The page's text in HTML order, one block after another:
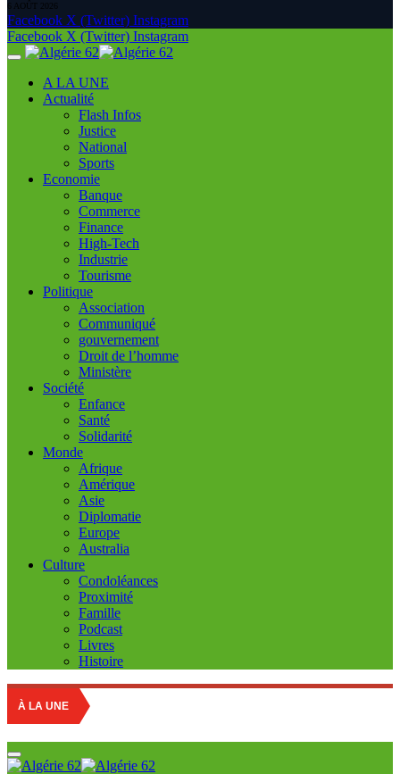
6 AOÛT 2026
Facebook X (Twitter) Instagram
Facebook X (Twitter) Instagram
A LA UNE
Actualité
Flash Infos
Justice
National
Sports
Economie
Banque
Commerce
Finance
High-Tech
Industrie
Tourisme
Politique
Association
Communiqué
gouvernement
Droit de l’homme
Ministère
Société
Enfance
Santé
Solidarité
Monde
Afrique
Amérique
Asie
Diplomatie
Europe
Australia
Culture
Condoléances
Proximité
Famille
Podcast
Livres
Histoire
À LA UNE